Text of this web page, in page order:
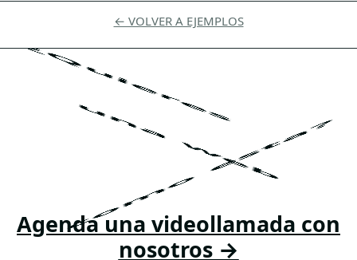
← VOLVER A EJEMPLOS
¿Quieres
una web
como esta?
Agenda una videollamada con
nosotros →